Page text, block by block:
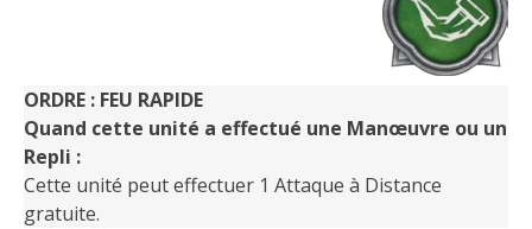
ORDRE : FEU RAPIDE
Quand cette unité a effectué une Manœuvre ou un
Repli :
Cette unité peut effectuer 1 Attaque à Distance
gratuite.